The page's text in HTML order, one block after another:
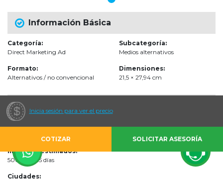
Información Básica
Categoría:
Direct Marketing Ad
Subcategoría:
Medios alternativos
Formato:
Alternativos / no convencional
Dimensiones:
21,5 × 27,94 cm
Escenarios de impacto:
Torres Residenciales
Impactos estimados:
5000 por 15 días
Ciudades:
Inicia sesión para ver el precio
COTIZAR SOLICITAR ASESORÍA